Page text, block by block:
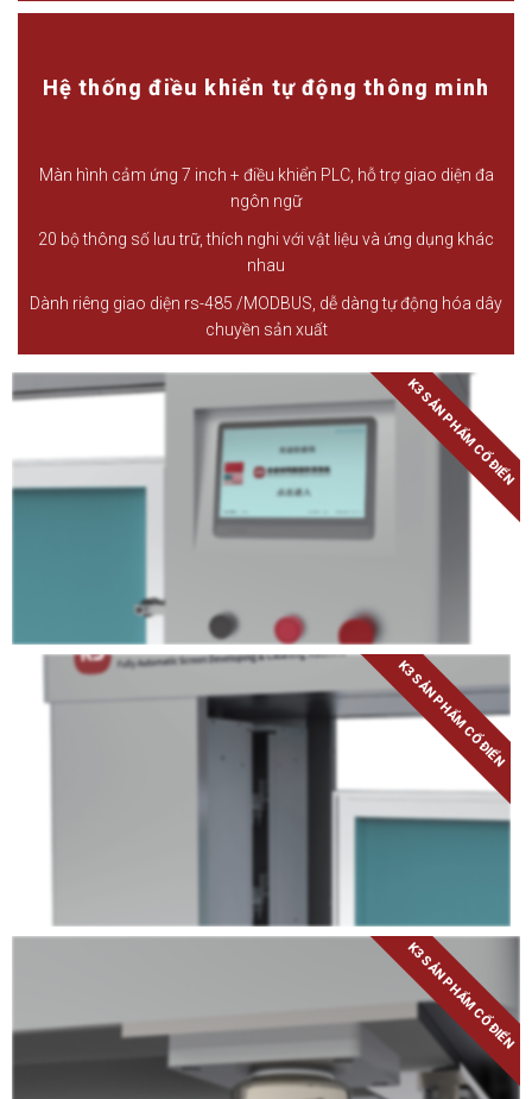
Hệ thống điều khiển tự động thông minh
Màn hình cảm ứng 7 inch + điều khiển PLC, hỗ trợ giao diện đa
ngôn ngữ
20 bộ thông số lưu trữ, thích nghi với vật liệu và ứng dụng khác
nhau
Dành riêng giao diện rs-485 /MODBUS, dễ dàng tự động hóa dây
chuyền sản xuất
K3 SẢN PHẨM CỔ ĐIỂN
K3 SẢN PHẨM CỔ ĐIỂN
K3 SẢN PHẨM CỔ ĐIỂN